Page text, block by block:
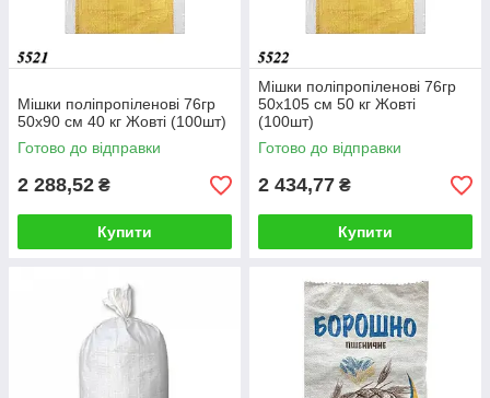
Мішки поліпропіленові 76гр
50х90 см 40 кг Жовті (100шт)
Готово до відправки
2 288,52 ₴
Купити
Мішки поліпропіленові 76гр
50х105 см 50 кг Жовті
(100шт)
Готово до відправки
2 434,77 ₴
Купити